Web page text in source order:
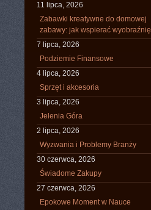
11 lipca, 2026
Zabawki kreatywne do domowej
zabawy: jak wspierać wyobraźnię
7 lipca, 2026
Podziemie Finansowe
4 lipca, 2026
Sprzęt i akcesoria
3 lipca, 2026
Jelenia Góra
2 lipca, 2026
Wyzwania i Problemy Branży
30 czerwca, 2026
Świadome Zakupy
27 czerwca, 2026
Epokowe Moment w Nauce